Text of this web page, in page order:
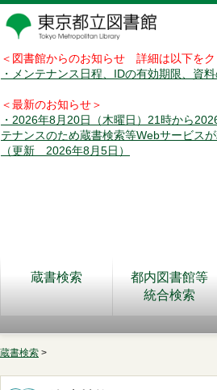
＜図書館からのお知らせ 詳細は以下をク
・メンテナンス日程、IDの有効期限、資
＜最新のお知らせ＞
・2026年8月20日（木曜日）21時から
テナンスのため蔵書検索等Webサービスが
（更新 2026年8月5日）
蔵書検索
都内図書館等
統合検索
蔵書検索 >